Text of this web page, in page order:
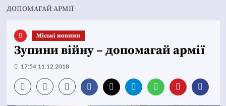
ДОПОМАГАЙ АРМІЇ
Mіські новини
Зупини війну – допомагай армії
17:54 11.12.2018